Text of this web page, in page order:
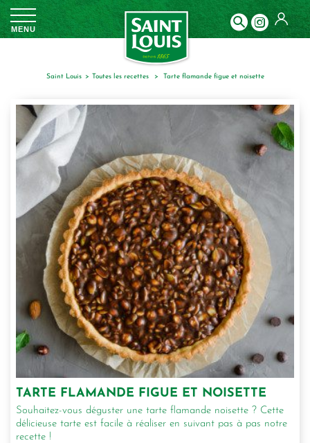
MENU
Saint Louis toutes les recettes tarte flamande figue et noisette
TARTE FLAMANDE FIGUE ET NOISETTE
Souhaitez-vous déguster une tarte flamande noisette ? Cette
délicieuse tarte est facile à réaliser en suivant pas à pas notre
recette !
Panneau de gestion des cookies